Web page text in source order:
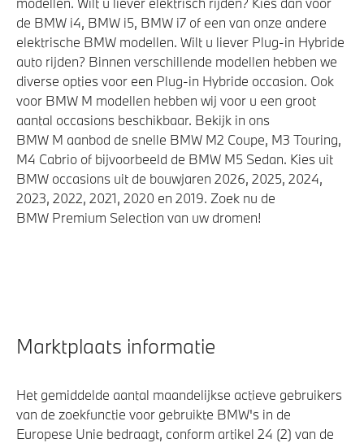
de BMW i4, BMW i5, BMW i7 of een van onze andere
elektrische BMW modellen. Wilt u liever Plug-in Hybride
auto rijden? Binnen verschillende modellen hebben we
diverse opties voor een Plug-in Hybride occasion. Ook
voor BMW M modellen hebben wij voor u een groot
aantal occasions beschikbaar. Bekijk in ons
BMW M aanbod de snelle BMW M2 Coupe, M3 Touring,
M4 Cabrio of bijvoorbeeld de BMW M5 Sedan. Kies uit
BMW occasions uit de bouwjaren 2026, 2025, 2024,
2023, 2022, 2021, 2020 en 2019. Zoek nu de
BMW Premium Selection van uw dromen!
Marktplaats informatie
Het gemiddelde aantal maandelijkse actieve gebruikers
van de zoekfunctie voor gebruikte BMW's in de
Europese Unie bedraagt, conform artikel 24 (2) van de